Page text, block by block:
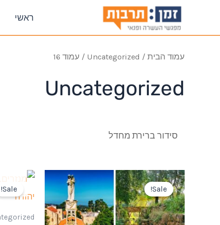
ראשי
עמוד הבית /
Uncategorized / עמוד 16
Uncategorized
Sale!
Sale!